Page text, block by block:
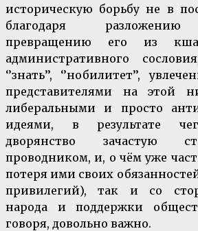
историческую борьбу не в
благодаря разложению
превращению его из
административного
‘’знать’’, ‘’нобилитет’’,
представителями на этой
либеральными и просто
идеями, в результате
дворянство зачастую
проводником, и, о чём уже
потеря ими своих
привилегий), так и со
народа и поддержки
говоря, довольно важно.